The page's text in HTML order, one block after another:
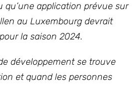
qu’une application prévue sur
au Luxembourg devrait
la saison 2024.
développement se trouve
et quand les personnes